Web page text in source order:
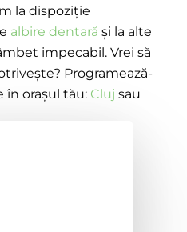
la dispoziție
albire dentară și la alte
impecabil. Vrei să
Programează-
în orașul tău: Cluj sau